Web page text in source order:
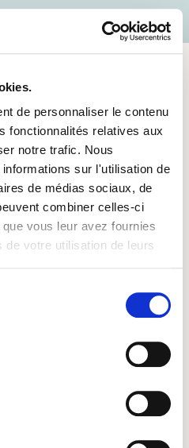
de personnaliser le contenu
fonctionnalités relatives aux
notre trafic. Nous
sur l'utilisation de
de médias sociaux, de
combiner celles-ci
vous leur avez fournies
votre utilisation de leurs
Form
to add venue!